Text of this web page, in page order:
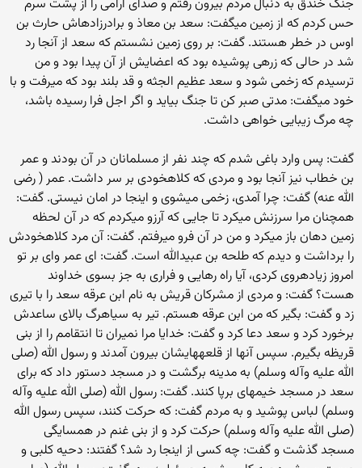
جنگ خندق به دنبال مردم بیرون رفتم و صدای آرامی را از پشت سرم
حس کردم که از زمین می‏گفت: سعد بن معاذ و برادرزاده‏اش حارث بن
اوس در خطر هستند. گفت: بر روی زمین نشستم که سعد از آنجا رد
شد در حالی که زرهی پوشیده بود که اعضایش از آن پیدا بود و من
ترسیدم که زخمی شود و سعد عظیم الجثه و قد بلند بود که می‏رفت و با
خود می‏گفت: مدتی صبر کن تا جنگ بیاید و اگر اجل فرا رسیده باشد،
چه مرگ زیبایی خواهی داشت.
گفت: پس وارد باغی شدم که چند نفر از مسلمانان در آن بودند و عمر
بن خطاب نیز آنجا بود و مردی که کلاهخودی بر سر داشت. عمر ( رضی
الله عنه) گفت: چرا آمدی، زخمی می‏شوی و اینجا در امان نیستی. گفت:
همچنان مرا سرزنش می‏کرد تا جایی که آرزو می‏کردم که در آن لحظه
زمین دهان باز می‏کرد و من در آن فرو می‏رفتم. گفت: آن مرد کلاهخودش
را برداشت و دیدم که طلحه بن عبیدالله است. گفت: ای عمر وای بر تو
امروز زیاده‏روی کردی، آیا راه رهایی و فراری به جز بسوی خداوند
هست؟ گفت: و مردی از مشرکان قریش به نام ابن عرقه سعد را با تیری
زد و گفت: بگیر که من ابن عرقه هستم. تیر به سیاهرگ بالای ساعدش
برخورد کرد و سعد دعا کرد و گفت: خدایا مرا نمیران تا انتقامم را از بنی
قریظه بگیرم. سپس آنها از قلعه‏هایشان بیرون آمدند و رسول الله (صلی
الله علیه وآله وسلم) به مدینه برگشت و در مسجد دستور داد که برای
سعد در مسجد خیمه‏ای برپا کنند. گفت: رسول الله (صلی الله علیه وآله
وسلم) لباس پوشید و به مردم گفت: که حرکت کنند، سپس رسول الله
(صلی الله علیه وآله وسلم) حرکت کرد و از بنی غنم در همسایگی
مسجد گذشت و گفت: چه کسی از اینجا رد شد؟ گفتند: دحیه کلبی و